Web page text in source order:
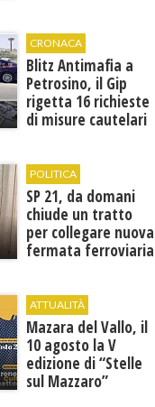
CRONACA
Blitz Antimafia a
Petrosino, il Gip
rigetta 16 richieste
di misure cautelari
POLITICA
SP 21, da domani
chiude un tratto
per collegare nuova
fermata ferroviaria
ATTUALITÀ
Mazara del Vallo, il
10 agosto la V
edizione di “Stelle
sul Mazzaro”